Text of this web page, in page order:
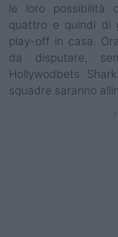
Serie A
Serie B
Serie C
Femminile
le loro possibilità
quattro e quindi di
play-off in casa.
da disputare,
Hollywodbets
squadre saranno